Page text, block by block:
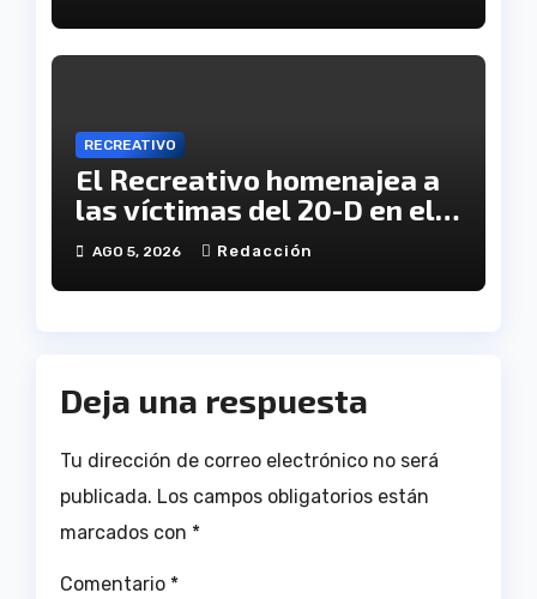
RECREATIVO
El Recreativo homenajea a
las víctimas del 20-D en el
XX aniversario de la
tragedia
AGO 5, 2026 Redacción
Deja una respuesta
Tu dirección de correo electrónico no será
publicada. Los campos obligatorios están
marcados con *
Comentario *